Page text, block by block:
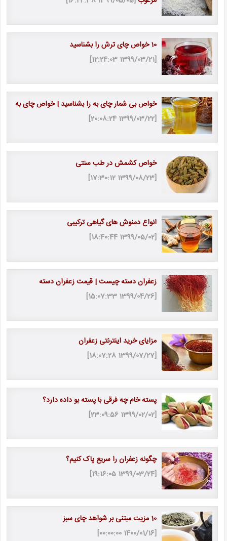
10 خواص چای ترش را بشناسید
[1399/03/21 12:24:03]
خواص بی شمار چای به را بشناسید | خواص چای به
[1399/03/22 20:08:24]
خواص کشمش در طب سنتی
[1399/08/23 17:30:12]
انواع دمنوش های گیاهی ترکیبی
[1399/05/02 18:40:44]
زعفران دسته چیست | قیمت زعفران دسته
[1399/04/26 15:07:33]
مزایای خرید اینترنتی زعفران
[1399/07/27 18:07:28]
پسته خام چه فرقی با پسته بو داده دارد؟
[1399/02/02 23:09:56]
چگونه زعفران را سریع پاک کنیم؟
[1399/03/24 19:16:05]
10 مزیت مبتنی بر شواهد چای سبز
[1400/01/16 00:00:00]